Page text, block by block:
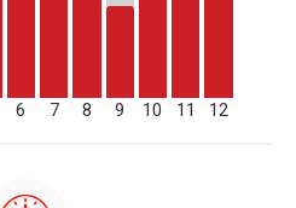
6 7 8 9 10 11 12